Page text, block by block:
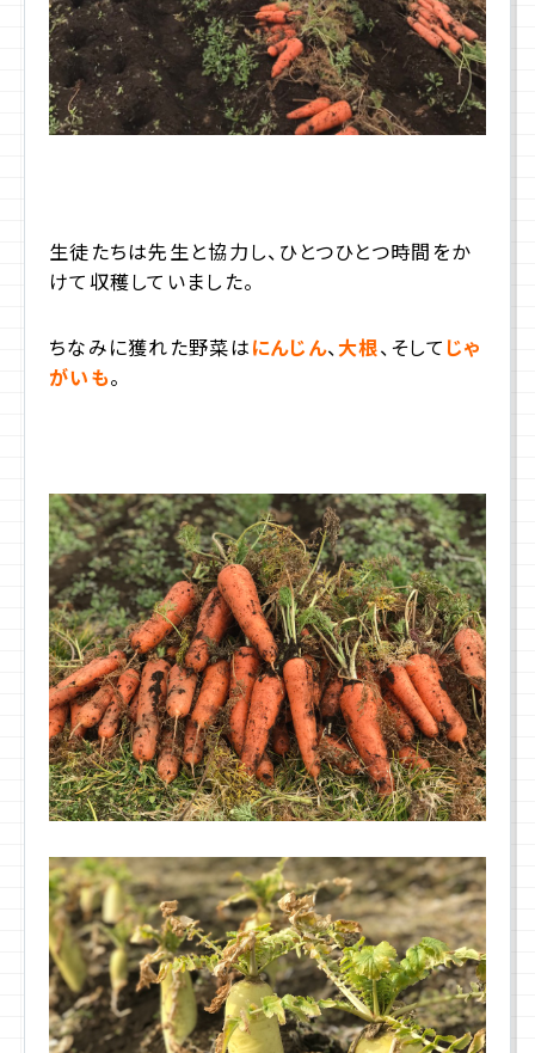
生徒たちは先生と協力し、ひとつひとつ時間をか
けて収穫していました。
ちなみに獲れた野菜はにんじん、大根、そして じゃ
がいも。